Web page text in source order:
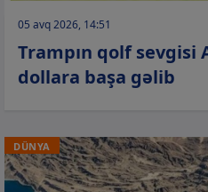
05 avq 2026, 14:51
Trampın qolf sevgisi
dollara başa gəlib
DÜNYA